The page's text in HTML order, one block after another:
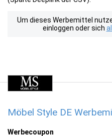
Um dieses Werbemittel
einloggen oder sich
Möbel Style DE
Werbecoupon